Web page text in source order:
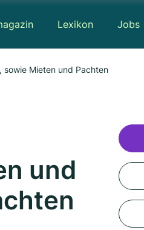
Lexikon Jobs
von Grundstücken und Immobilien, sowie Mieten und Pachten
und